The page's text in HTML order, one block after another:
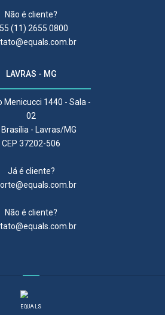
Não é cliente?
(11) 2655 0800
LAVRAS - MG
Menicucci 1440 - Sala -
02
- Lavras/MG
CEP 37202-506
Já é cliente?
Não é cliente?